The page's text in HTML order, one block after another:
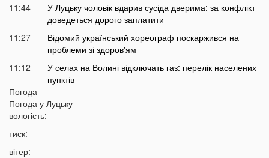
11:44
У Луцьку чоловік вдарив сусіда дверима: за конфлікт
доведеться дорого заплатити
11:27
Відомий український хореограф поскаржився на
проблеми зі здоров'ям
11:12
У селах на Волині відключать газ: перелік населених
пунктів
10:56
10:43
Погода
Погода у Луцьку
вологість:
тиск:
вітер: